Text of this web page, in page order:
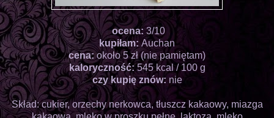
ocena: 3/10
kupiłam:Auchan
cena:około 5 zł (nie pamiętam)
kaloryczność:545 kcal / 100 g
czy kupię znów: nie
Skład: cukier, orzechy nerkowca, tłuszcz kakaowy, miazga